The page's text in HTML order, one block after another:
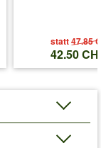
statt47.85
42.50